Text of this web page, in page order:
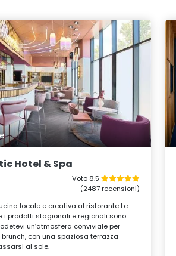
Hotel & Spa
Voto 8.5
(2487 recensioni)
locale e creativa al ristorante Le
i prodotti stagionali e regionali sono
un’atmosfera conviviale per
brunch, con una spaziosa terrazza
al sole.